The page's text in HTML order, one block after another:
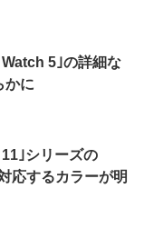
5｣の詳細な
かに
｣シリーズの
応するカラーが明